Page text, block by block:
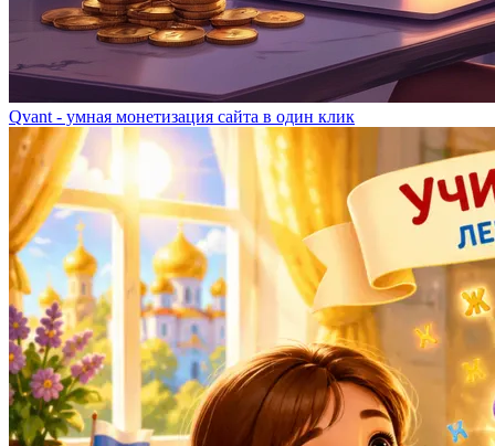
Qvant - умная монетизация сайта в один клик